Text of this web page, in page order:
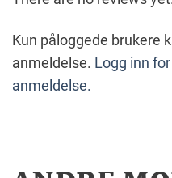
Kun påloggede brukere
anmeldelse. Logg inn
anmeldelse.